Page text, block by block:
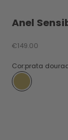
Anel
Preço promocional
€149.00
Cor:prata
prata dourada